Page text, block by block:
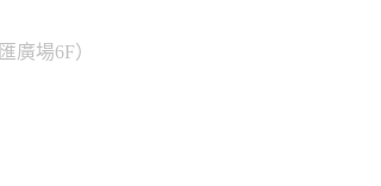
廣場6F）